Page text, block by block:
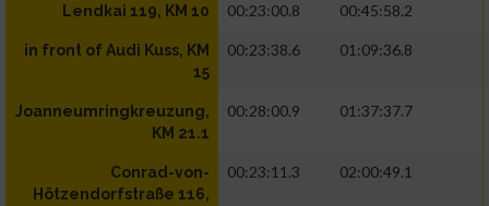
Lendkai 119, KM 10 00:23:00.8 00:45:58.2
in front of Audi Kuss, KM
15
00:23:38.6 01:09:36.8
Joanneumringkreuzung,
KM 21.1
00:28:00.9 01:37:37.7
Conrad-von-
Hötzendorfstraße 116,
00:23:11.3 02:00:49.1